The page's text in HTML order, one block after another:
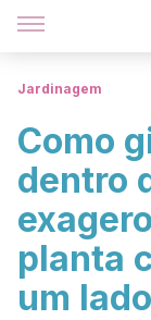
Jardinagem
Como
dentro
planta
um